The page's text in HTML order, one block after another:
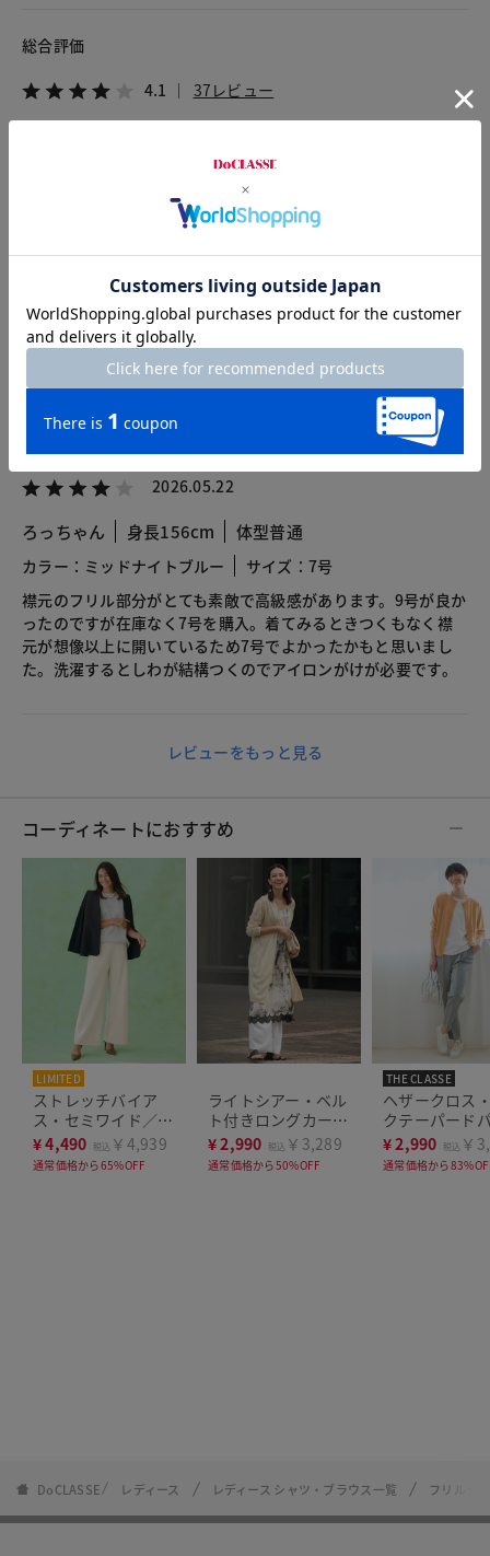
総合評価
4.1 37レビュー
身長154cm 体型普通
カラー：ストライプ
サイズ：9号
ストライプの9号を購入。襟のフリルが可愛い。カーディガンの
襟元からフリルがちらっと立ち上がって、素敵です。私には、V
2026.05.22
ろっちゃん 身長156cm 体型普通
カラー：ミッドナイトブルー
サイズ：7号
襟元のフリル部分がとても素敵で高級感があります。9号が良か
ったのですが在庫なく7号を購入。着てみるときつくもなく襟
元が想像以上に開いているため7号でよかったかもと思いまし
た。洗濯するとしわが結構つくのでアイロンがけが必要です。
レビューをもっと見る
コーディネートにおすすめ
LIMITED
ストレッチバイア
ス・セミワイド／
68cm
¥4,490 税込 ￥4,939
通常価格から65%OFF
ライトシアー・ベル
ト付きロングカーデ
ィガン
¥2,990 税込 ￥3,289
通常価格から50%OFF
THE CLASSE
ヘザークロス
クテーパード
¥2,990 税込 ￥
通常価格から
DoCLASSE レディース レディース シャツ・ブラウス一覧 フリルデ